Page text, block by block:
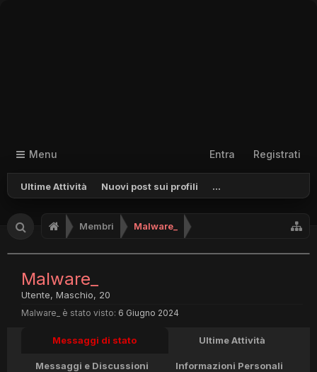
Menu
Ultime Attività Nuovi post sui profili ...
Entra Registrati
Membri Malware_
Malware_
Utente, Maschio, 20
Malware_ è stato visto: 6 Giugno 2024
Messaggi di stato Ultime Attività
Messaggi e Discussioni Informazioni Personali